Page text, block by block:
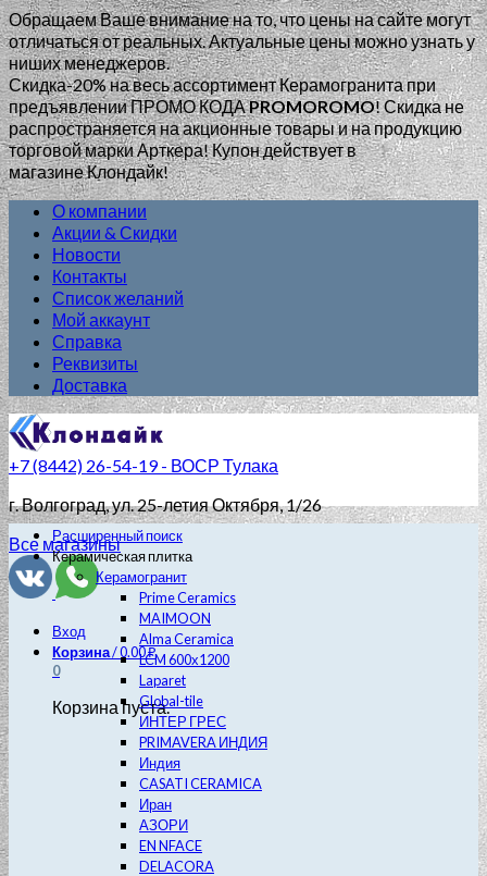
Обращаем Ваше внимание на то, что цены на сайте могут
отличаться от реальных. Актуальные цены можно узнать у
ниших менеджеров.
Скидка-20% на весь ассортимент Керамогранита при
предъявлении ПРОМО КОДАPROMOROMO!Скидка не
распространяется на акционные товары и на продукцию
торговой марки Арткера! Купон действует в
магазине Клондайк!
О компании
Акции & Скидки
Новости
Контакты
Список желаний
Мой аккаунт
Справка
Реквизиты
Доставка
+7 (8442) 26-54-19 - ВОСР Тулака
г. Волгоград, ул. 25-летия Октября, 1/26
Все магазины
Вход
Корзина/0.00₽
0
Корзина пуста.
Расширенный поиск
Керамическая плитка
Керамогранит
Prime Ceramics
MAIMOON
Alma Ceramica
LCM 600х1200
Laparet
Global-tile
ИНТЕР ГРЕС
PRIMAVERA ИНДИЯ
Индия
CASATI CERAMICA
Иран
АЗОРИ
EN NFACE
DELACORA